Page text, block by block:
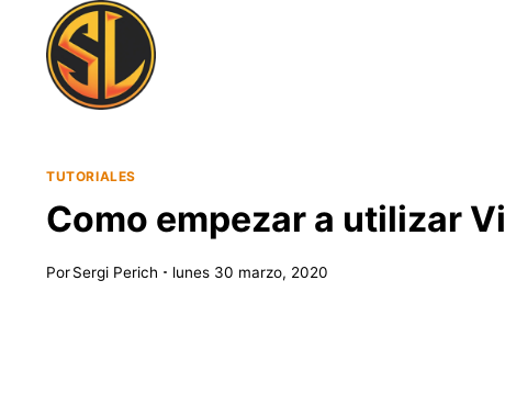
contenido
TUTORIALES
Como empezar a utilizar
PorSergi Perich lunes 30 marzo, 2020